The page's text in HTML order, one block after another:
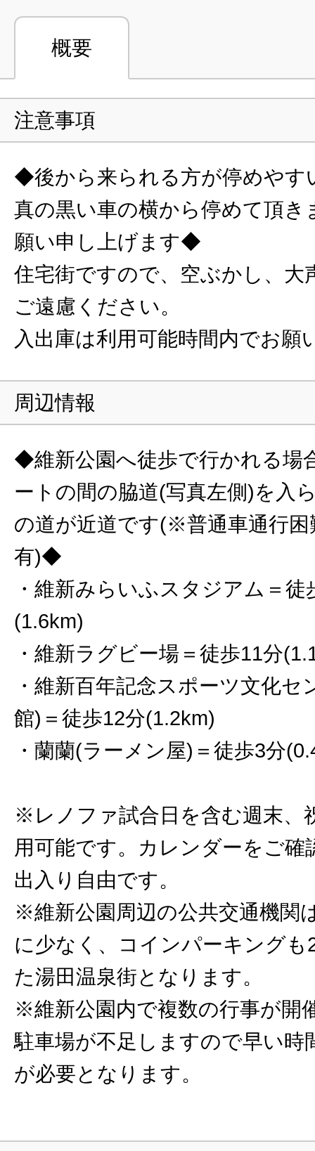
概要
注意事項
◆後から来られる方が停めやす
真の黒い車の横から停めて頂き
願い申し上げます◆
住宅街ですので、空ぶかし、大
ご遠慮ください。
入出庫は利用可能時間内でお願
周辺情報
◆維新公園へ徒歩で行かれる場
ートの間の脇道(写真左側)を入
の道が近道です(※普通車通行困
有)◆
・維新みらいふスタジアム＝徒
(1.6km)
・維新ラグビー場＝徒歩11分
・維新百年記念スポーツ文化セ
館)＝徒歩12分(1.2km)
・蘭蘭(ラーメン屋)＝徒歩3分
※レノファ試合日を含む週末、
用可能です。カレンダーをご確
出入り自由です。
※維新公園周辺の公共交通機関
に少なく、コインパーキングも
た湯田温泉街となります。
※維新公園内で複数の行事が開
駐車場が不足しますので早い時
が必要となります。